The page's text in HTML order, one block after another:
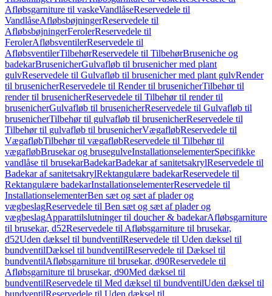
Afløbsgarniture til vaskeVandlåseReservedele til
VandlåseAfløbsbøjningerReservedele til
AfløbsbøjningerFerolerReservedele til
FerolerAfløbsventilerReservedele til
AfløbsventilerTilbehørReservedele til TilbehørBruseniche og
badekarBrusenicherGulvafløb til brusenicher med plant
gulvReservedele til Gulvafløb til brusenicher med plant gulvRender
til brusenicherReservedele til Render til brusenicherTilbehør til
render til brusenicherReservedele til Tilbehør til render til
brusenicherGulvafløb til brusenicherReservedele til Gulvafløb til
brusenicherTilbehør til gulvafløb til brusenicherReservedele til
Tilbehør til gulvafløb til brusenicherVægafløbReservedele til
VægafløbTilbehør til vægafløbReservedele til Tilbehør til
vægafløbBrusekar og brusegulveInstallationselementerSpecifikke
vandlåse til brusekarBadekarBadekar af sanitetsakrylReservedele til
Badekar af sanitetsakrylRektangulære badekarReservedele til
Rektangulære badekarInstallationselementerReservedele til
InstallationselementerBen sæt og sæt af plader og
vægbeslagReservedele til Ben sæt og sæt af plader og
vægbeslagApparattilslutninger til doucher & badekarAfløbsgarniture
til brusekar, d52Reservedele til Afløbsgarniture til brusekar,
d52Uden dæksel til bundventilReservedele til Uden dæksel til
bundventilDæksel til bundventilReservedele til Dæksel til
bundventilAfløbsgarniture til brusekar, d90Reservedele til
Afløbsgarniture til brusekar, d90Med dæksel til
bundventilReservedele til Med dæksel til bundventilUden dæksel til
bundventilReservedele til Uden dæksel til